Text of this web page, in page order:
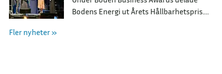
Bodens Energi ut Årets Hållbarhetspris.
Fler nyheter »